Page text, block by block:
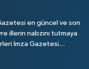
en güncel ve son
illerin nabzını tutmaya
İmza Gazetesi...